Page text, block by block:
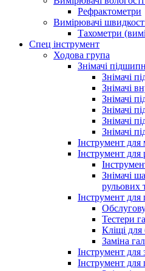
Рефрактометри
Вимірювачі
Тахометри
Спец інструмент
Ходова група
Знімачі
Знімачі
Знімачі
Знімачі
Знімачі
Знімачі
Знімачі
Інструмент
Інструмент для
Знімачі
рульових
Інструмент для
Тестери
Кліщі
Заміна
Інструмент для
Інструмент для